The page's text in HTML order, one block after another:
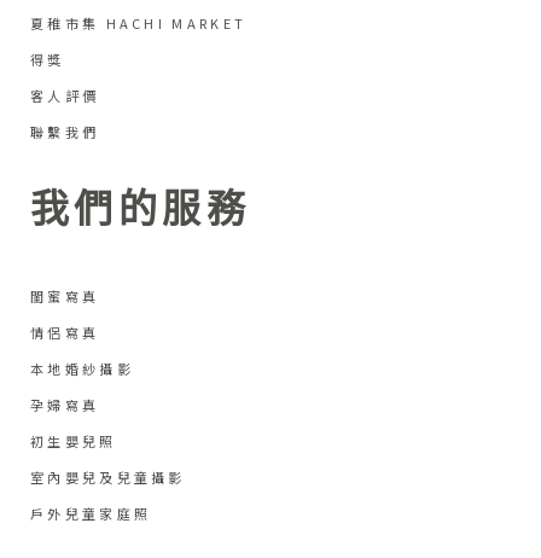
夏稚市集 HACHI MARKET
得獎
客人評價
聯繫我們
我們的服務
閨蜜寫真
情侶寫真
本地婚紗攝影
孕婦寫真
初生嬰兒照
室內嬰兒及兒童攝影
戶外兒童家庭照